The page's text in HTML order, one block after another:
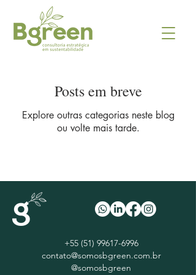
Posts em breve
Explore outras categorias neste blog
ou volte mais tarde.
+55 (51) 99617-6996
contato@somosbgreen.com.br
@somosbgreen